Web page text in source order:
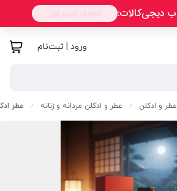
ورود | ثبت‌نام
عطر و ادکلن / عطر و ادکلن مردانه و زنانه / عطر